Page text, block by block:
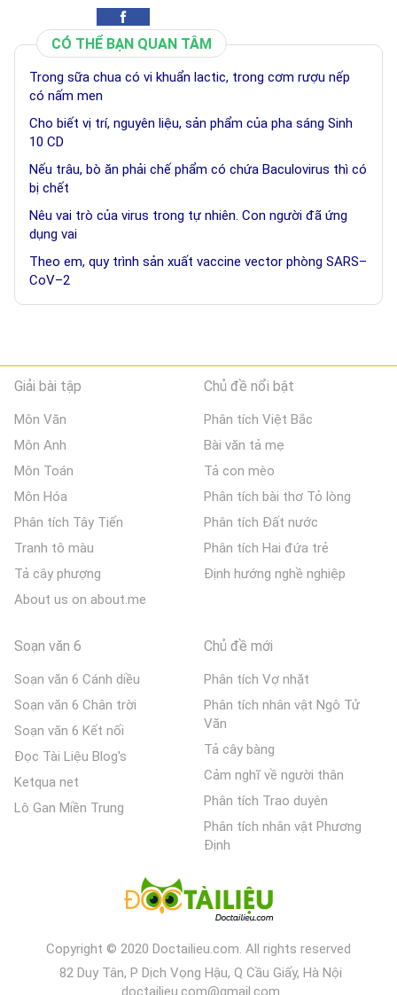
CÓ THỂ BẠN QUAN TÂM
Trong sữa chua có vi khuẩn lactic, trong cơm rượu nếp
có nấm men
Cho biết vị trí, nguyên liệu, sản phẩm của pha sáng Sinh
10 CD
Nếu trâu, bò ăn phải chế phẩm có chứa Baculovirus thì có
bị chết
Nêu vai trò của virus trong tự nhiên. Con người đã ứng
dụng vai
Theo em, quy trình sản xuất vaccine vector phòng SARS–
CoV–2
Giải bài tập
Môn Văn
Môn Anh
Môn Toán
Môn Hóa
Phân tích Tây Tiến
Tranh tô màu
Tả cây phượng
About us on about.me
Chủ đề nổi bật
Phân tích Việt Bắc
Bài văn tả mẹ
Tả con mèo
Phân tích bài thơ Tỏ lòng
Phân tích Đất nước
Phân tích Hai đứa trẻ
Định hướng nghề nghiệp
Soạn văn 6
Soạn văn 6 Cánh diều
Soạn văn 6 Chân trời
Soạn văn 6 Kết nối
Đọc Tài Liệu Blog's
Ketqua net
Lô Gan Miền Trung
Chủ đề mới
Phân tích Vợ nhặt
Phân tích nhân vật Ngô Tử
Văn
Tả cây bàng
Cảm nghĩ về người thân
Phân tích Trao duyên
Phân tích nhân vật Phương
Định
Copyright © 2020 Doctailieu.com. All rights reserved
82 Duy Tân, P Dịch Vọng Hậu, Q Cầu Giấy, Hà Nội
doctailieu.com@gmail.com